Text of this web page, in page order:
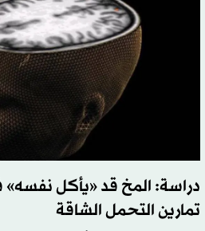
دراسة: المخ قد «يأكل نفسه»
تمارين التحمل الشاقة